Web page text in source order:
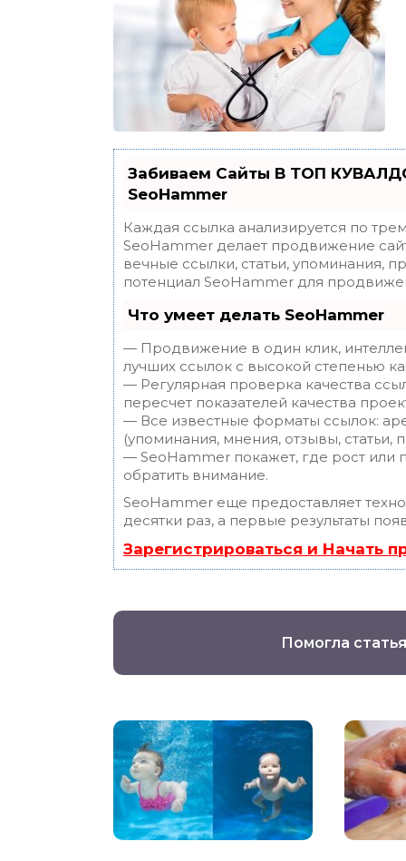
Забиваем Сайты В ТОП
SeoHammer
Каждая ссылка анализируется по
SeoHammer делает продвижение
вечные ссылки, статьи, упоминания,
потенциал SeoHammer для
Что умеет делать SeoHammer
— Продвижение в один клик,
лучших ссылок с высокой степенью
— Регулярная проверка качества
пересчет показателей качества
— Все известные форматы ссылок:
(упоминания, мнения, отзывы, статьи,
— SeoHammer покажет, где рост или
обратить внимание.
SeoHammer еще предоставляет
десятки раз, а первые результаты
Зарегистрироваться и Начать
Помогла